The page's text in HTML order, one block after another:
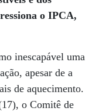
o IPCA,
inescapável uma
apesar de a
de aquecimento.
o Comitê de